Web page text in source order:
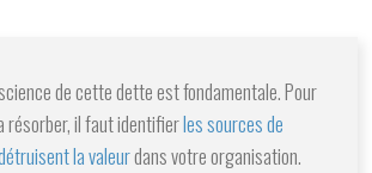
de cette dette est fondamentale. Pour
résorber, il faut identifierles sources de
la valeurdans votre organisation.